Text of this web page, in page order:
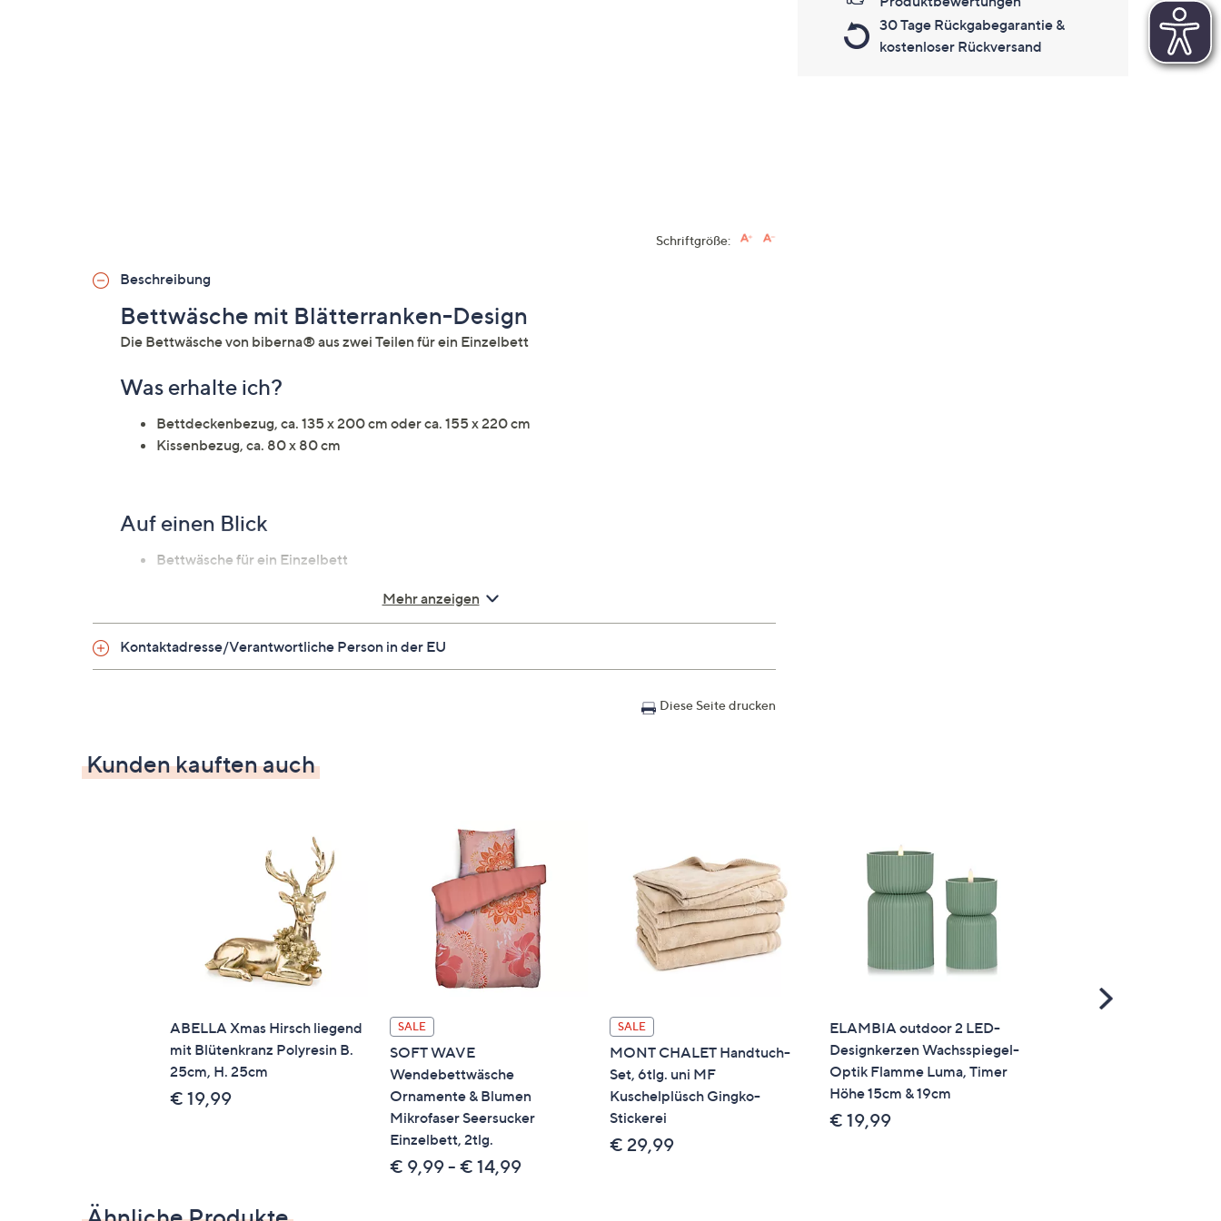
30 Tage Rückgabegarantie &
kostenloser Rückversand
Schriftgröße:
Beschreibung
Bettwäsche mit Blätterranken-Design
Die Bettwäsche von biberna® aus zwei Teilen für ein Einzelbett
Was erhalte ich?
Bettdeckenbezug, ca. 135 x 200 cm oder ca. 155 x 220 cm
Kissenbezug, ca. 80 x 80 cm
Auf einen Blick
Bettwäsche für ein Einzelbett
Reißverschluss
hautsympathisch
atmungsaktiv
100 % Baumwolle/Feinbiber, gewebt
Normalwäsche 60°
GTIN: 4053855536039
Passende Produkte
Spannbettlaken 800561
Spannbettlaken 839938
Mehr anzeigen
Kontaktadresse/Verantwortliche Person in der EU
Diese Seite drucken
Kunden kauften auch
ABELLA Xmas Hirsch liegend
mit Blütenkranz Polyresin B.
25cm, H. 25cm
€ 19,99
SALE
SOFT WAVE
Wendebettwäsche
Ornamente & Blumen
Mikrofaser Seersucker
Einzelbett, 2tlg.
€ 9,99 - € 14,99
SALE
MONT CHALET Handtuch-
Set, 6tlg. uni MF
Kuschelplüsch Gingko-
Stickerei
€ 29,99
ELAMBIA outdoor 2 LED-
Designkerzen Wachsspiegel-
Optik Flamme Luma, Timer
Höhe 15cm & 19cm
€ 19,99
Scroll